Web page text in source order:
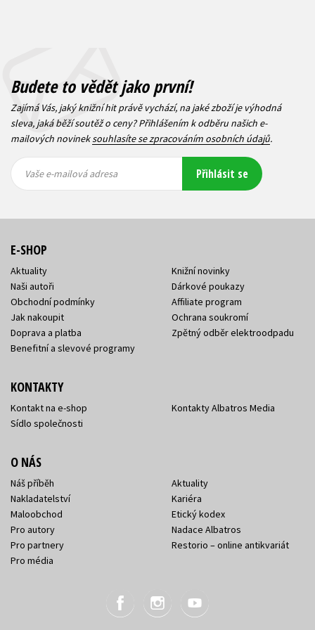
Budete to vědět jako první!
Zajímá Vás, jaký knižní hit právě vychází, na jaké zboží je výhodná
sleva, jaká běží soutěž o ceny? Přihlášením k odběru našich e-
mailových novineksouhlasíte se zpracováním osobních údajů.
mailová
mailová
Vaše e-mailová adresa Přihlásit se
E-SHOP
Aktuality
Naši autoři
Obchodní podmínky
Jak nakoupit
Doprava a platba
Benefitní a slevové programy
Knižní novinky
Dárkové poukazy
Affiliate program
Ochrana soukromí
Zpětný odběr elektroodpadu
KONTAKTY
Kontakt na e-shop
Sídlo společnosti
Kontakty Albatros Media
O NÁS
Náš příběh
Nakladatelství
Maloobchod
Pro autory
Pro partnery
Pro média
Aktuality
Kariéra
Etický kodex
Nadace Albatros
Restorio – online antikvariát